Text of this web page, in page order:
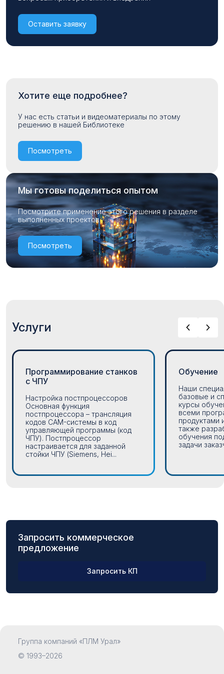
Оставить заявку
Хотите еще подробнее?
У нас есть статьи и видеоматериалы по этому
решению в нашей Библиотеке
Посмотреть
Мы готовы поделиться опытом
Посмотрите применение этого решения в разделе
выполненных проектов
Посмотреть
Услуги
Программирование станков
с ЧПУ
Настройка постпроцессоров
Основная функция
постпроцессора – трансляция
кодов CAM-системы в код
управляющей программы (код
ЧПУ). Постпроцессор
настраивается для заданной
стойки ЧПУ (Siemens, Hei...
Обучение
Наши
базовые и
курсы
всеми
продуктами
также
обучения
задачи
Запросить коммерческое
предложение
Запросить КП
Компания
Группа компаний «ПЛМ Урал»
© 1993–2026